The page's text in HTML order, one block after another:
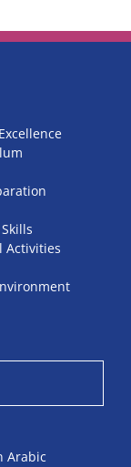
Activities
Arabic